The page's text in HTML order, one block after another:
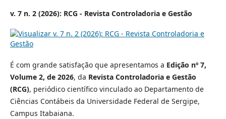
v. 7 n. 2 (2026): RCG - Revista Controladoria e Gestão
É com grande satisfação que apresentamos a Edição nº 7,
Volume 2, de 2026, da Revista Controladoria e Gestão
(RCG), periódico científico vinculado ao Departamento de
Ciências Contábeis da Universidade Federal de Sergipe,
Campus Itabaiana.